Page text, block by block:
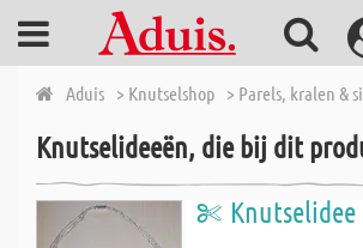
Aduis > Knutselshop > Parels, kralen &
Knutselideeën, die bij dit
Knutselidee